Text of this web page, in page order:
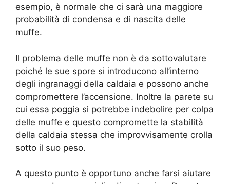
esempio, è normale che ci sarà una maggiore
probabilità di condensa e di nascita delle
muffe.
Il problema delle muffe non è da sottovalutare
poiché le sue spore si introducono all’interno
degli ingranaggi della caldaia e possono anche
compromettere l’accensione. Inoltre la parete su
cui essa poggia si potrebbe indebolire per colpa
delle muffe e questo compromette la stabilità
della caldaia stessa che improvvisamente crolla
sotto il suo peso.
A questo punto è opportuno anche farsi aiutare